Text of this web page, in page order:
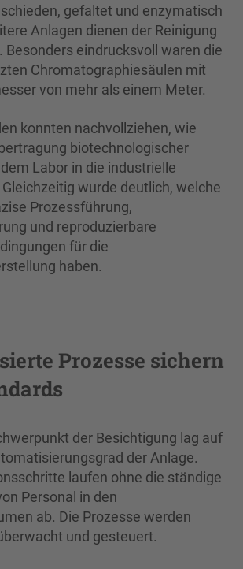
gefaltet und enzymatisch
Anlagen dienen der Reinigung
Besonders eindrucksvoll waren die
Chromatographiesäulen mit
von mehr als einem Meter.
konnten nachvollziehen, wie
biotechnologischer
Labor in die industrielle
wurde deutlich, welche
Prozessführung,
und reproduzierbare
für die
haben.
Prozesse sichern
der Besichtigung lag auf
der Anlage.
laufen ohne die ständige
Personal in den
ab. Die Prozesse werden
und gesteuert.